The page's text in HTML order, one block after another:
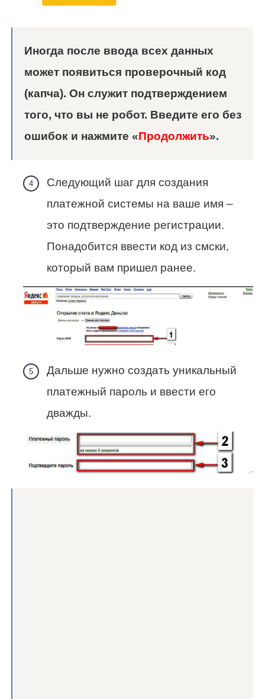
Иногда после ввода всех данных
может появиться проверочный код
(капча). Он служит подтверждением
того, что вы не робот. Введите его без
ошибок и нажмите «Продолжить».
Следующий шаг для создания
платежной системы на ваше имя –
это подтверждение регистрации.
Понадобится ввести код из смски,
который вам пришел ранее.
Дальше нужно создать уникальный
платежный пароль и ввести его
дважды.